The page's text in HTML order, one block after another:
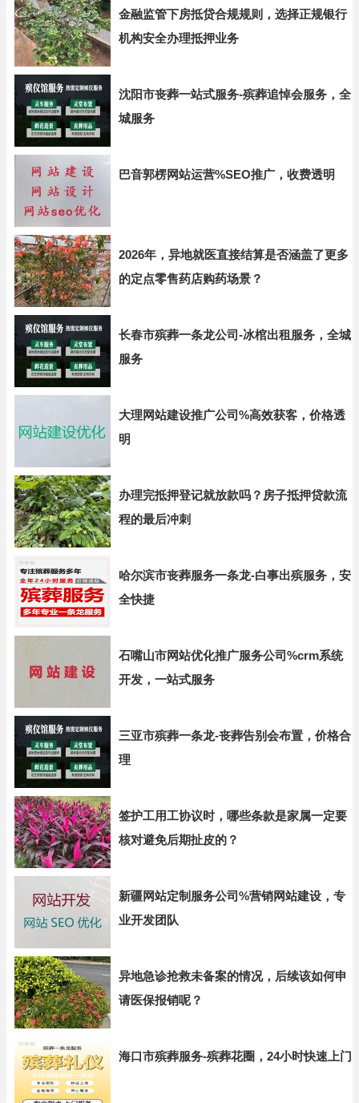
金融监管下房抵贷合规规则，选择正规银行
机构安全办理抵押业务
沈阳市丧葬一站式服务-殡葬追悼会服务，全
城服务
巴音郭楞网站运营%SEO推广，收费透明
2026年，异地就医直接结算是否涵盖了更多
的定点零售药店购药场景？
长春市殡葬一条龙公司-冰棺出租服务，全城
服务
大理网站建设推广公司%高效获客，价格透
明
办理完抵押登记就放款吗？房子抵押贷款流
程的最后冲刺
哈尔滨市丧葬服务一条龙-白事出殡服务，安
全快捷
石嘴山市网站优化推广服务公司%crm系统
开发，一站式服务
三亚市殡葬一条龙-丧葬告别会布置，价格合
理
签护工用工协议时，哪些条款是家属一定要
核对避免后期扯皮的？
新疆网站定制服务公司%营销网站建设，专
业开发团队
异地急诊抢救未备案的情况，后续该如何申
请医保报销呢？
海口市殡葬服务-殡葬花圈，24小时快速上门